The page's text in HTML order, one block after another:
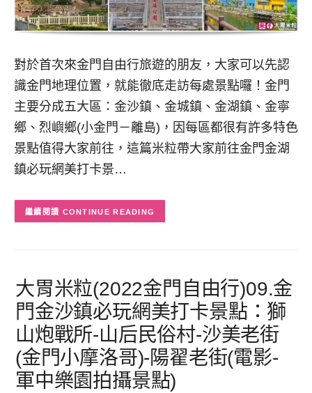
對於首次來金門自由行旅遊的朋友，大家可以先認
識金門地理位置，就能徹底走訪每處景點囉！金門
主要分成五大區：金沙鎮、金城鎮、金湖鎮、金寧
鄉、烈嶼鄉(小金門－離島)，因每區都很有許多特色
景點值得大家前往，這篇米粒帶大家前往金門金湖
鎮必玩網美打卡景…
CONTINUE READING
大胃米粒(2022金門自由行)09.金
門金沙鎮必玩網美打卡景點：獅
山炮戰所-山后民俗村-沙美老街
(金門小摩洛哥)-陽翟老街(電影-
軍中樂園拍攝景點)